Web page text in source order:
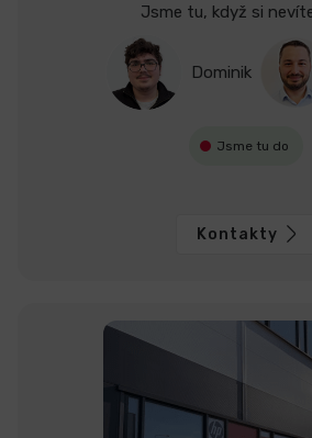
Jsme tu, když si
Dominik
Jsme tu do
Kontakty